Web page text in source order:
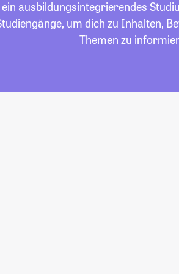
ausbildungsintegrierendes
um dich zu Inhalten,
Themen zu